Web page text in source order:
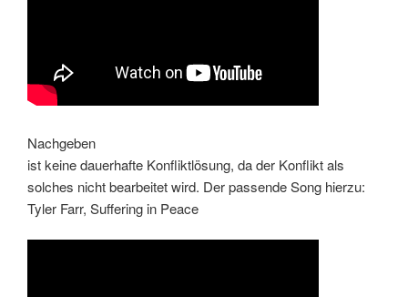
Nachgeben
ist keine dauerhafte Konfliktlösung, da der Konflikt als
solches nicht bearbeitet wird. Der passende Song hierzu:
Tyler Farr, Suffering in Peace